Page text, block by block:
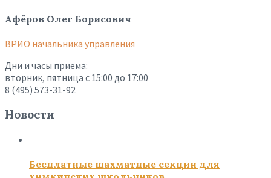
Афёров Олег Борисович
ВРИО начальника управления
Дни и часы приема:
вторник, пятница с 15:00 до 17:00
8 (495) 573-31-92
Новости
Бесплатные шахматные секции для